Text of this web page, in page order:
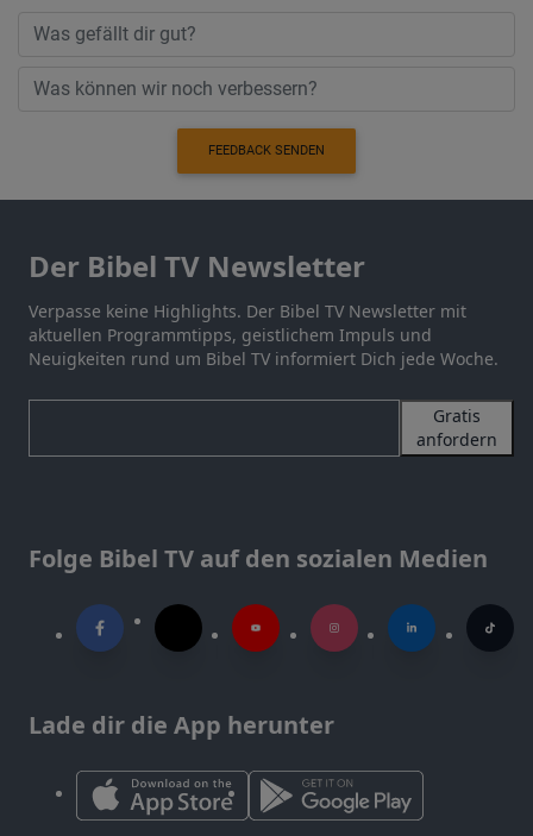
FEEDBACK SENDEN
Der Bibel TV Newsletter
Verpasse keine Highlights. Der Bibel TV Newsletter mit
aktuellen Programmtipps, geistlichem Impuls und
Neuigkeiten rund um Bibel TV informiert Dich jede Woche.
Gratis
anfordern
Folge Bibel TV auf den sozialen Medien
Lade dir die App herunter